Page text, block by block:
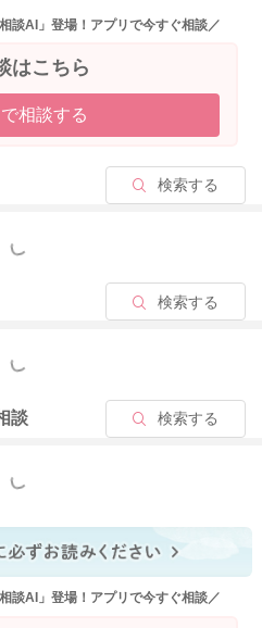
ださったようにまた寝かしつけ
います。
が覚めていやだと足を動かした
ください。
。
談AI」登場！アプリで今すぐ相談／
はこちら
相談する
検索する
と見る
検索する
と見る
談 検索する
と見る
談AI」登場！アプリで今すぐ相談／